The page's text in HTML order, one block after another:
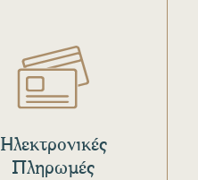
Ηλεκτρονικές
Πληρωμές